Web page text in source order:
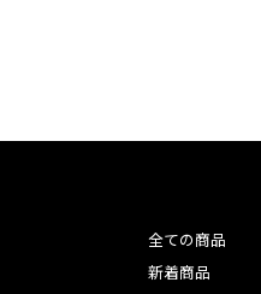
全ての商品
新着商品